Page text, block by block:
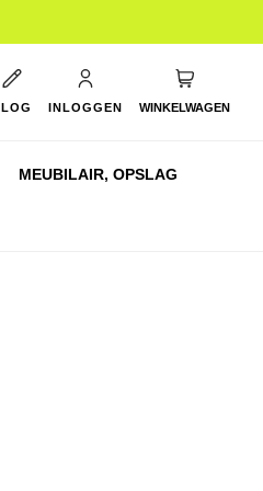
INLOGGEN WINKELWAGEN
MEUBILAIR, OPSLAG